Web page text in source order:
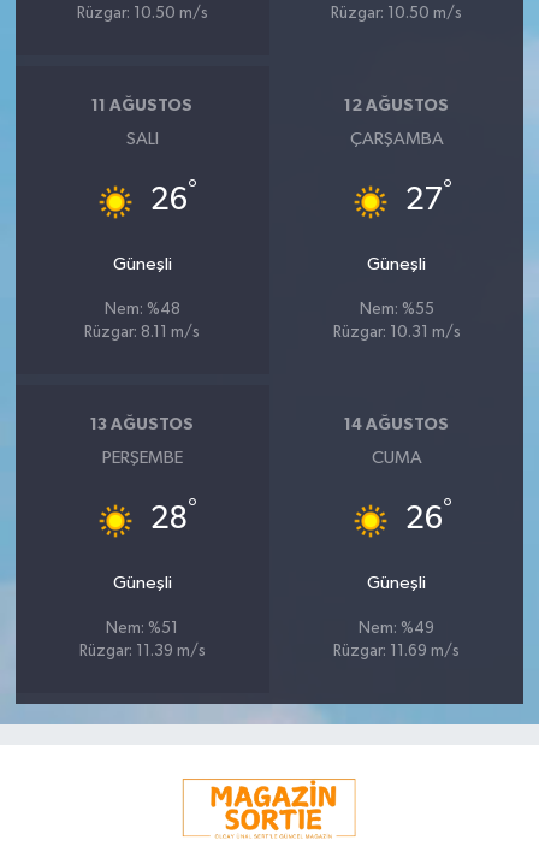
Rüzgar: 10.50 m/s
Rüzgar: 10.50 m/s
11 AĞUSTOS
SALI
26°
Güneşli
Nem: %48
Rüzgar: 8.11 m/s
12 AĞUSTOS
ÇARŞAMBA
27°
Güneşli
Nem: %55
Rüzgar: 10.31 m/s
13 AĞUSTOS
PERŞEMBE
28°
Güneşli
Nem: %51
Rüzgar: 11.39 m/s
14 AĞUSTOS
CUMA
26°
Güneşli
Nem: %49
Rüzgar: 11.69 m/s